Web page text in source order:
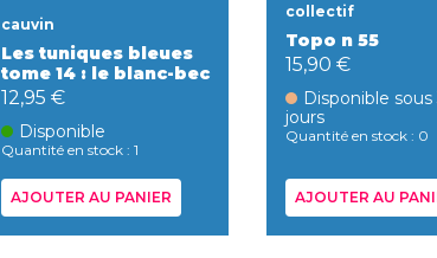
cauvin
Les tuniques bleues
tome 14 : le blanc-bec
12,95 €
Disponible
Quantité en stock : 1
AJOUTER AU PANIER
collectif
Topo n 55
15,90 €
Disponible sous
jours
Quantité en stock : 0
AJOUTER AU